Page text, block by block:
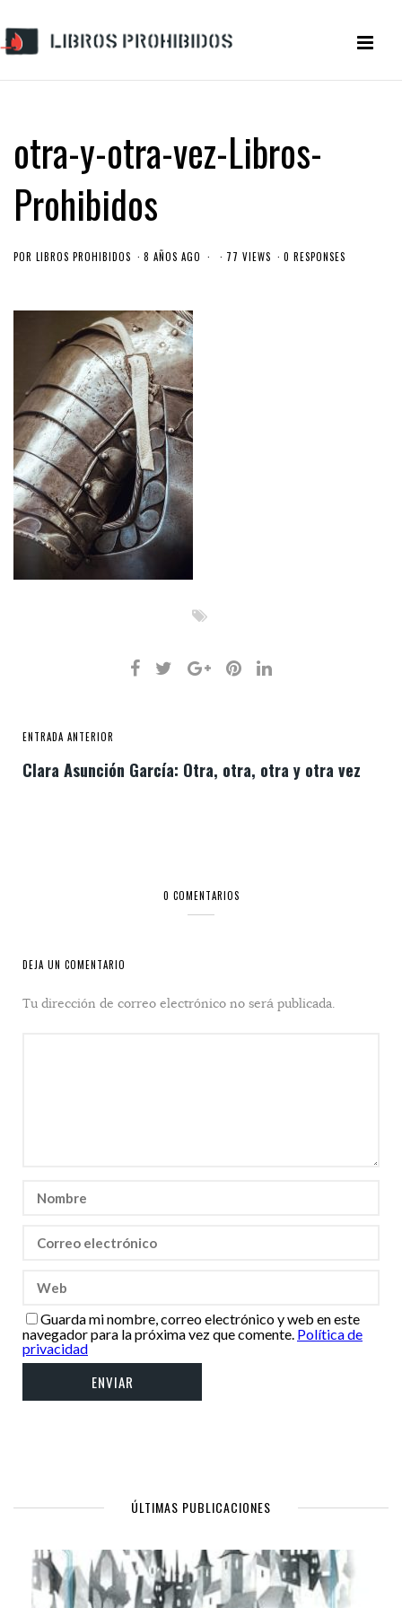
otra-y-otra-vez-Libros-
Prohibidos
POR LIBROS PROHIBIDOS 8 AÑOS AGO 77 VIEWS 0 RESPONSES
ENTRADA ANTERIOR
Clara Asunción García: Otra, otra, otra y otra vez
0 COMENTARIOS
DEJA UN COMENTARIO
Tu dirección de correo electrónico no será publicada.
Guarda mi nombre, correo electrónico y web en este
navegador para la próxima vez que comente. Política de
privacidad
ÚLTIMAS PUBLICACIONES